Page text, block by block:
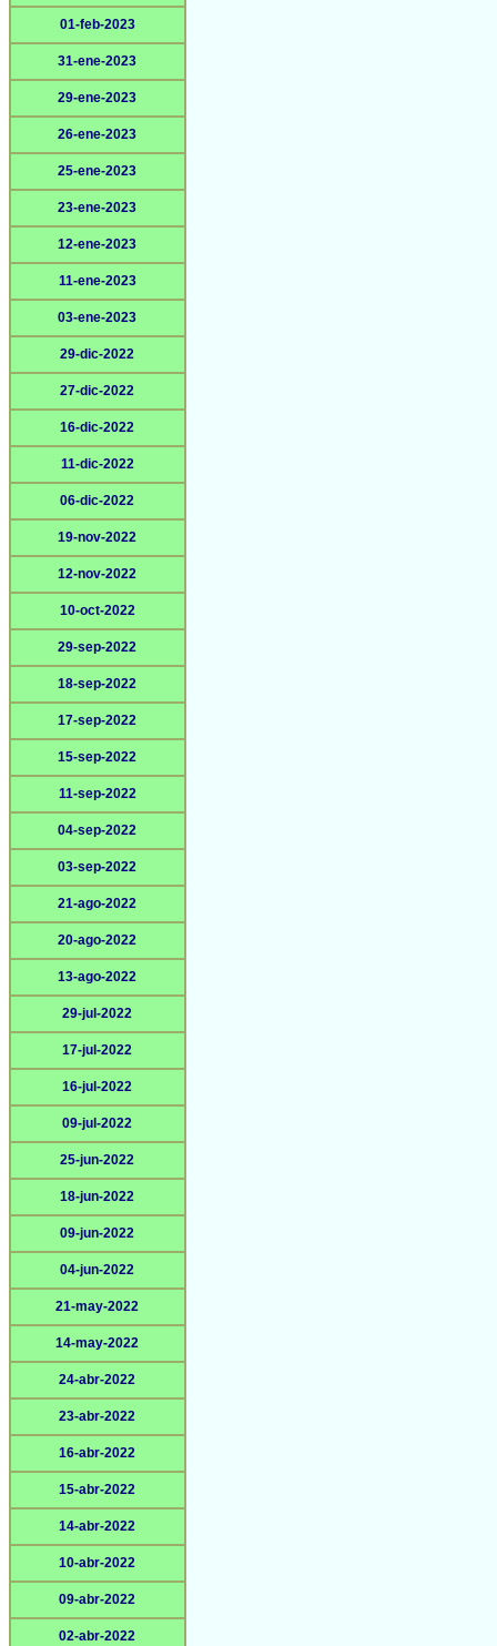
01-feb-2023
31-ene-2023
29-ene-2023
26-ene-2023
25-ene-2023
23-ene-2023
12-ene-2023
11-ene-2023
03-ene-2023
29-dic-2022
27-dic-2022
16-dic-2022
11-dic-2022
06-dic-2022
19-nov-2022
12-nov-2022
10-oct-2022
29-sep-2022
18-sep-2022
17-sep-2022
15-sep-2022
11-sep-2022
04-sep-2022
03-sep-2022
21-ago-2022
20-ago-2022
13-ago-2022
29-jul-2022
17-jul-2022
16-jul-2022
09-jul-2022
25-jun-2022
18-jun-2022
09-jun-2022
04-jun-2022
21-may-2022
14-may-2022
24-abr-2022
23-abr-2022
16-abr-2022
15-abr-2022
14-abr-2022
10-abr-2022
09-abr-2022
02-abr-2022